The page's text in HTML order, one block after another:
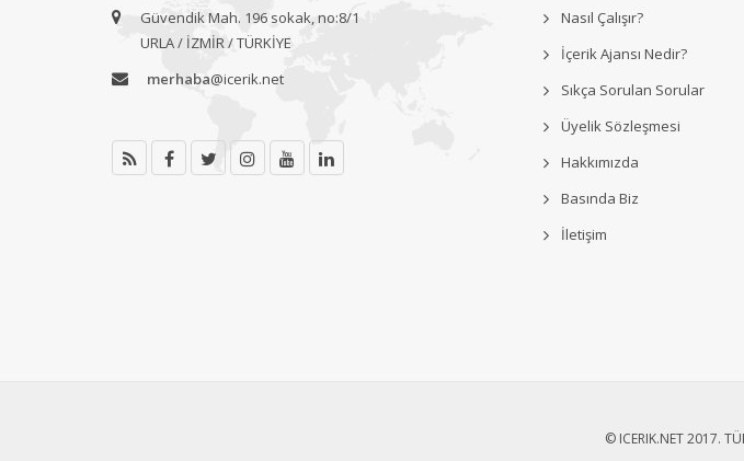
Güvendik Mah. 196 sokak, no:8/1
URLA / İZMİR / TÜRKİYE
merhaba@icerik.net
Nasıl Çalışır?
İçerik Ajansı Nedir?
Sıkça Sorulan Sorular
Üyelik Sözleşmesi
Hakkımızda
Basında Biz
İletişim
© ICERIK.NET 2017.